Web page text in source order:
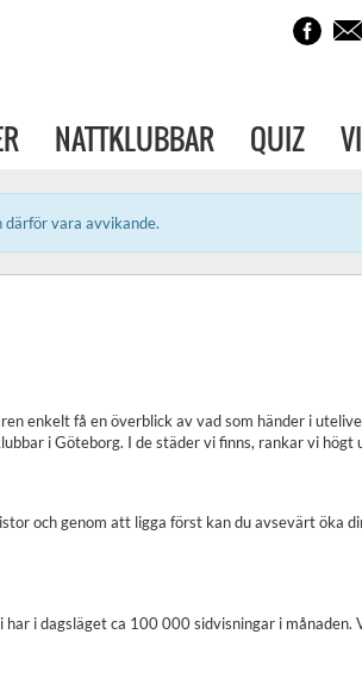
NATTKLUBBAR QUIZ
därför vara avvikande.
enkelt få en överblick av vad som händer i
i Göteborg. I de städer vi finns, rankar vi högt
och genom att ligga först kan du avsevärt öka
i dagsläget ca 100 000 sidvisningar i